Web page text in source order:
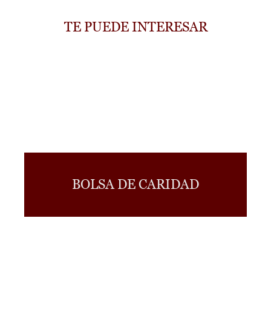
TE PUEDE INTERESAR
BOLSA DE CARIDAD